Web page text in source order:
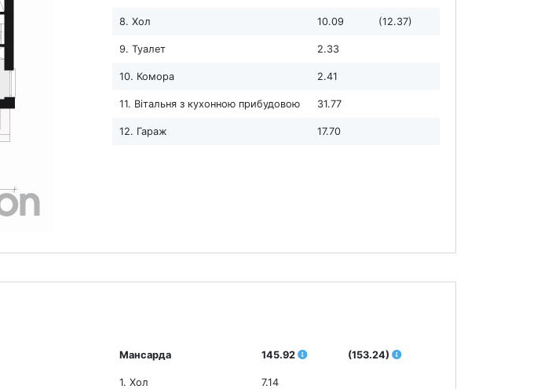
8. Хол 10.09 (12.37)
9. Туалет 2.33
10. Комора 2.41
11. Вітальня з кухонною прибудовою 31.77
12. Гараж 17.70
Мансарда 145.92 (153.24)
1. Хол 7.14